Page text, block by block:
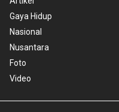
Gaya Hidup
Nasional
Nusantara
Foto
Video